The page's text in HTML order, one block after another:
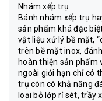
Nhám xếp trụ
Bánh nhám xếp trụ
sản phẩm khá đặc
vật liệu xử lý bề mặt,
trên bề mặt inox,
hoàn thiện sản phẩm
ngoài giới hạn chỉ có
trụ còn có khả năng
loại bỏ lớp rỉ sét, trầy